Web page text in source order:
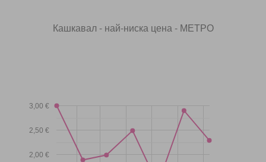
Кашкавал - най-ниска цена - МЕТРО
2,00 €
2,50 €
3,00 €